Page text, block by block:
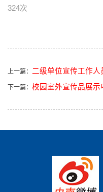
324次
上一篇： 二级单位宣传工作人
下一篇： 校园室外宣传品展示